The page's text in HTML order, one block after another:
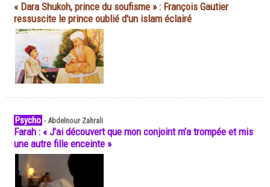
« Dara Shukoh, prince du soufisme » : François Gautier
ressuscite le prince oublié d'un islam éclairé
Psycho -Abdelnour Zahrali
Farah : « J’ai découvert que mon conjoint m’a trompée et mis
une autre fille enceinte »